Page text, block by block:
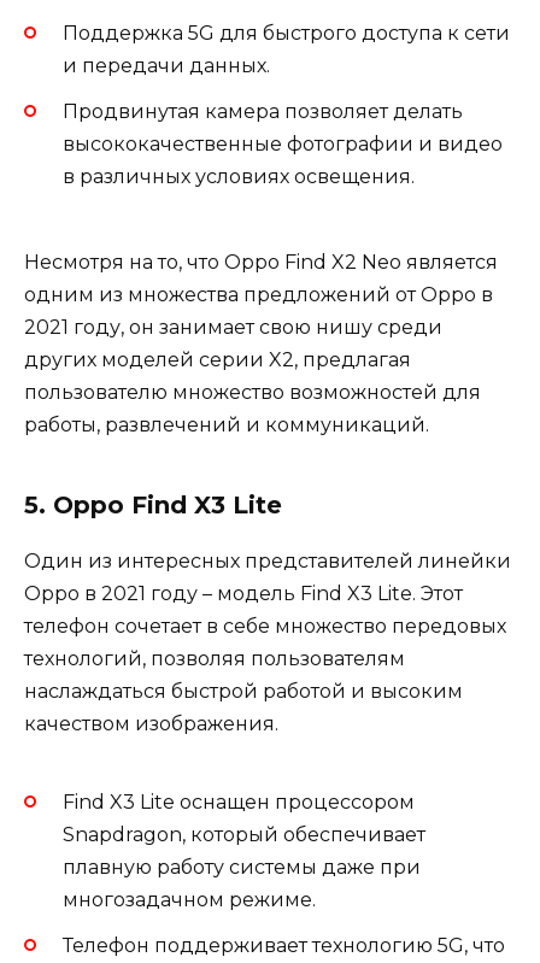
Поддержка 5G для быстрого доступа к сети
и передачи данных.
Продвинутая камера позволяет делать
высококачественные фотографии и видео
в различных условиях освещения.
Несмотря на то, что Oppo Find X2 Neo является
одним из множества предложений от Oppo в
2021 году, он занимает свою нишу среди
других моделей серии X2, предлагая
пользователю множество возможностей для
работы, развлечений и коммуникаций.
5. Oppo Find X3 Lite
Один из интересных представителей линейки
Oppo в 2021 году – модель Find X3 Lite. Этот
телефон сочетает в себе множество передовых
технологий, позволяя пользователям
наслаждаться быстрой работой и высоким
качеством изображения.
Find X3 Lite оснащен процессором
Snapdragon, который обеспечивает
плавную работу системы даже при
многозадачном режиме.
Телефон поддерживает технологию 5G, что